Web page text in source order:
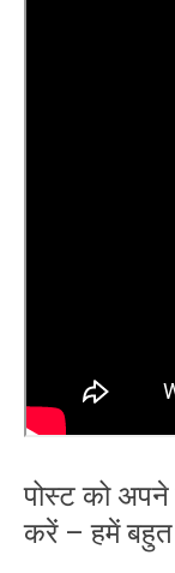
पोस्ट को अपने
करें – हमें बहुत